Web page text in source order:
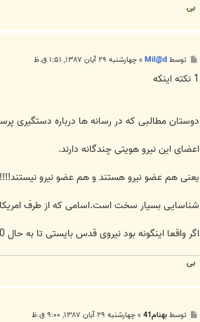
بی
ت
توسطMil@d
»چهارشنبه ۲۹ آبان ۱۳۸۷, ۱:۵۱ ق.ظ
1 نکته اینکه
دوستان مطالبی که در رسانه ها درباره دستگیری
اعضای این نیرو هویتی چندگانه دارند.
یعنی هم عضو نیرو هستند و هم عضو نیرو
شناسایی بسیار سخت است.اسامی که از طرف
اگر واقعا اینگونه بود نیروی قدس بایستی تا به حال 10 بار تعطیل می شد.در حالیکه از خود امریکایی ها در عراق فعال تر است.
بی
توسطبهنام41 »چهارشنبه ۲۹ آبان ۱۳۸۷, ۹:۰۰ ق.ظ